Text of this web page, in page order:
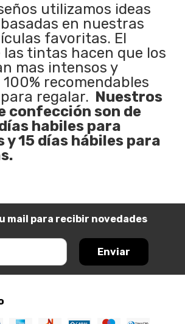
utilizamos ideas
en nuestras
favoritas. El
las tintas hacen que los
mas intensos y
recomendables
regalar. Nuestros
confección son de
habiles para
15 días hábiles para
mail para recibir novedades
Enviar